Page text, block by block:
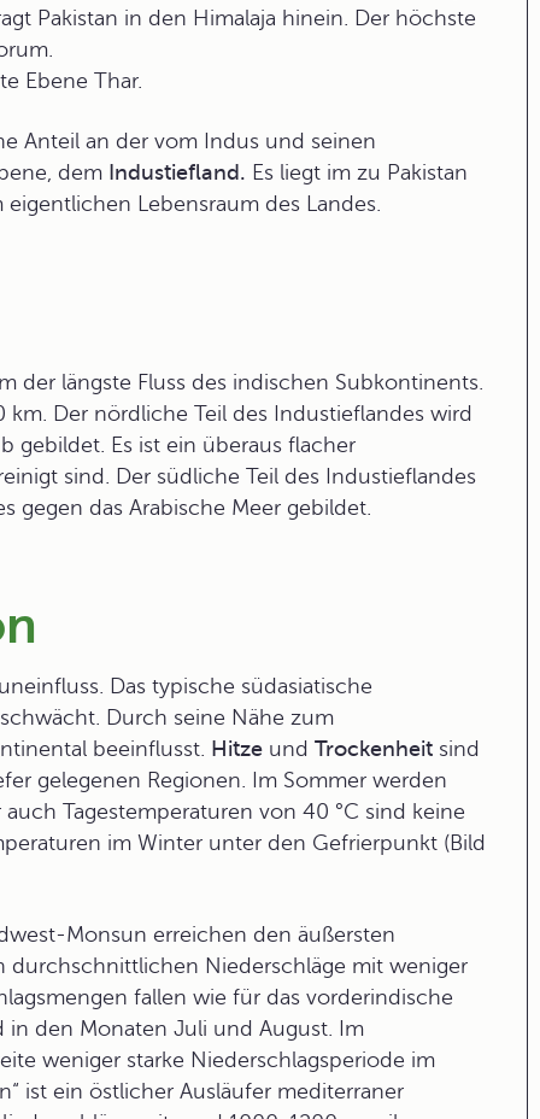
Pakistan in den Himalaja hinein. Der höchste
.
Ebene Thar.
Anteil an der vom Indus und seinen
dem Industiefland. Es liegt im zu Pakistan
Lebensraum des Landes.
der längste Fluss des indischen Subkontinents.
Der nördliche Teil des Industieflandes wird
gebildet. Es ist ein überaus flacher
sind. Der südliche Teil des Industieflandes
gegen das Arabische Meer gebildet.
Das typische südasiatische
Durch seine Nähe zum
beeinflusst. Hitze und Trockenheit sind
gelegenen Regionen. Im Sommer werden
Tagestemperaturen von 40 °C sind keine
im Winter unter den Gefrierpunkt (Bild
Monsun erreichen den äußersten
durchschnittlichen Niederschläge mit weniger
fallen wie für das vorderindische
den Monaten Juli und August. Im
weniger starke Niederschlagsperiode im
ist ein östlicher Ausläufer mediterraner